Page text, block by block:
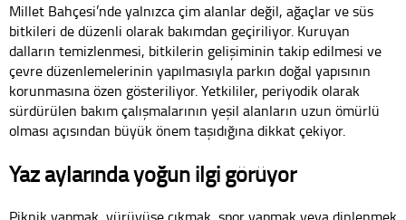
Millet Bahçesi’nde yalnızca çim alanlar değil, ağaçlar ve süs
bitkileri de düzenli olarak bakımdan geçiriliyor. Kuruyan
dalların temizlenmesi, bitkilerin gelişiminin takip edilmesi ve
çevre düzenlemelerinin yapılmasıyla parkın doğal yapısının
korunmasına özen gösteriliyor. Yetkililer, periyodik olarak
sürdürülen bakım çalışmalarının yeşil alanların uzun ömürlü
olması açısından büyük önem taşıdığına dikkat çekiyor.
Yaz aylarında yoğun ilgi görüyor